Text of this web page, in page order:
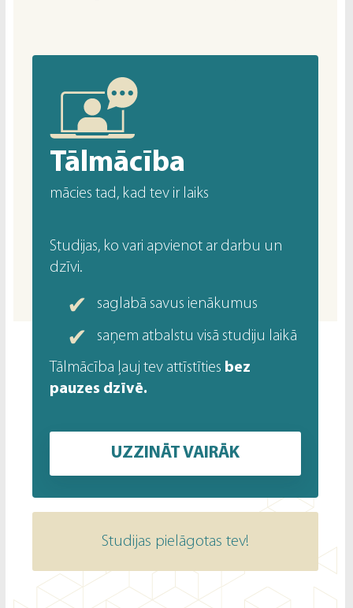
Tālmācība
mācies tad, kad tev ir laiks
Studijas, ko vari apvienot ar darbu un
dzīvi.
saglabā savus ienākumus
saņem atbalstu visā studiju laikā
Tālmācība ļauj tev attīstīties bez
pauzes dzīvē.
UZZINĀT VAIRĀK
Studijas pielāgotas tev!